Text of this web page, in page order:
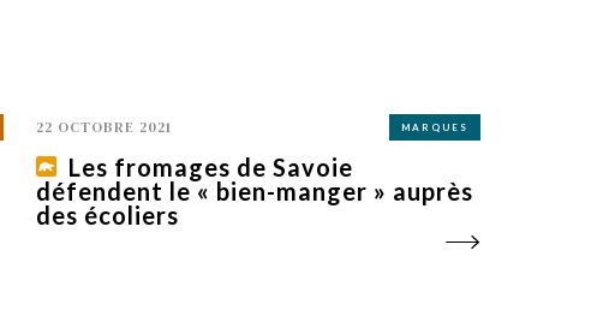
22 OCTOBRE 2021 MARQUES
Les fromages de Savoie
défendent le « bien-manger » auprès
des écoliers